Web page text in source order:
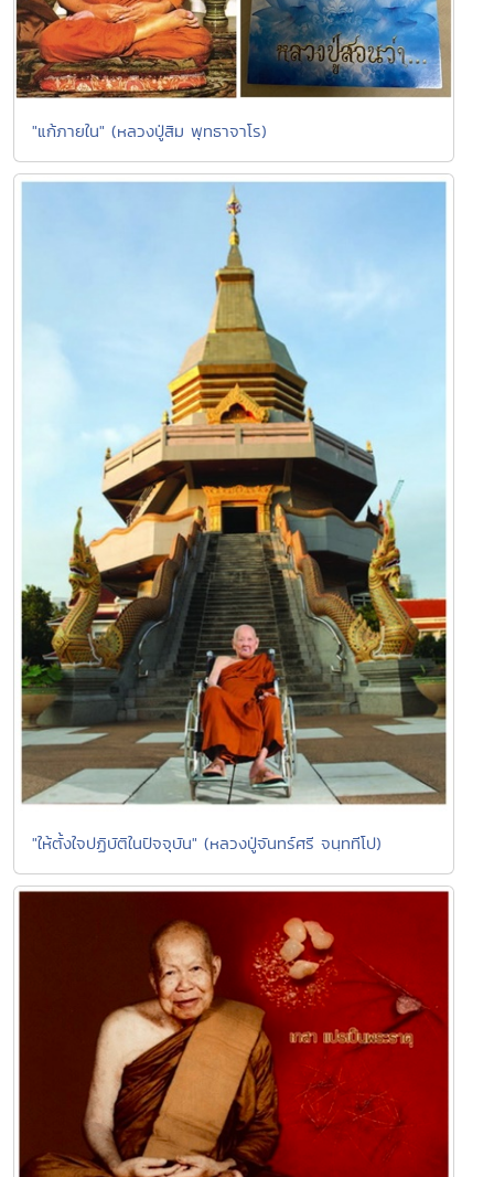
"แก้ภายใน" (หลวงปู่สิม พุทธาจาโร)
"ให้ตั้งใจปฏิบัติในปัจจุบัน" (หลวงปู่จันทร์ศรี จนฺททีโป)